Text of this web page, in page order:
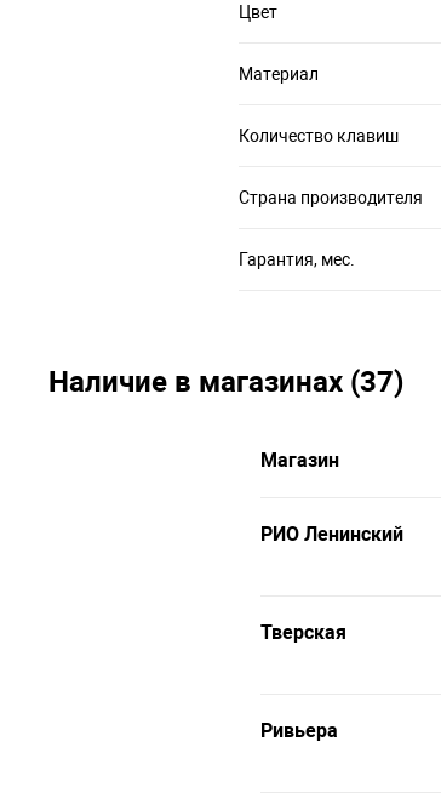
Цвет
Материал
Количество клавиш
Страна производителя
Гарантия, мес.
Наличие в магазинах (37)
Магазин
РИО Ленинский
Тверская
Ривьера